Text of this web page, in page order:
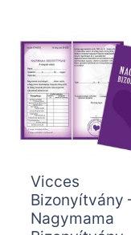
Vicces
Bizonyítvány
Nagymama